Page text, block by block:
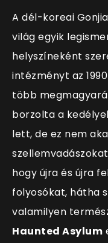
A dél-koreai
világ egyik
helyszíneként
intézményt az
több
borzolta a
lett, de ez nem
hogy újra és újra
folyosókat, hátha
valamilyen
Haunted Asylum